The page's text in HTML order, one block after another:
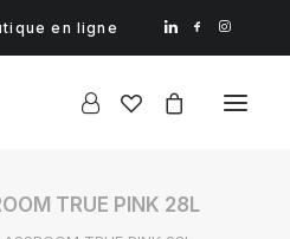
en ligne
TRUE PINK 28L